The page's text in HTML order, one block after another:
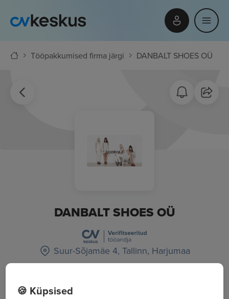
Tööpakkumised firma järgi DANBALT SHOES OÜ
DANBALT SHOES OÜ
Suur-Sõjamäe 4, Tallinn, Harjumaa
🍪 Küpsised